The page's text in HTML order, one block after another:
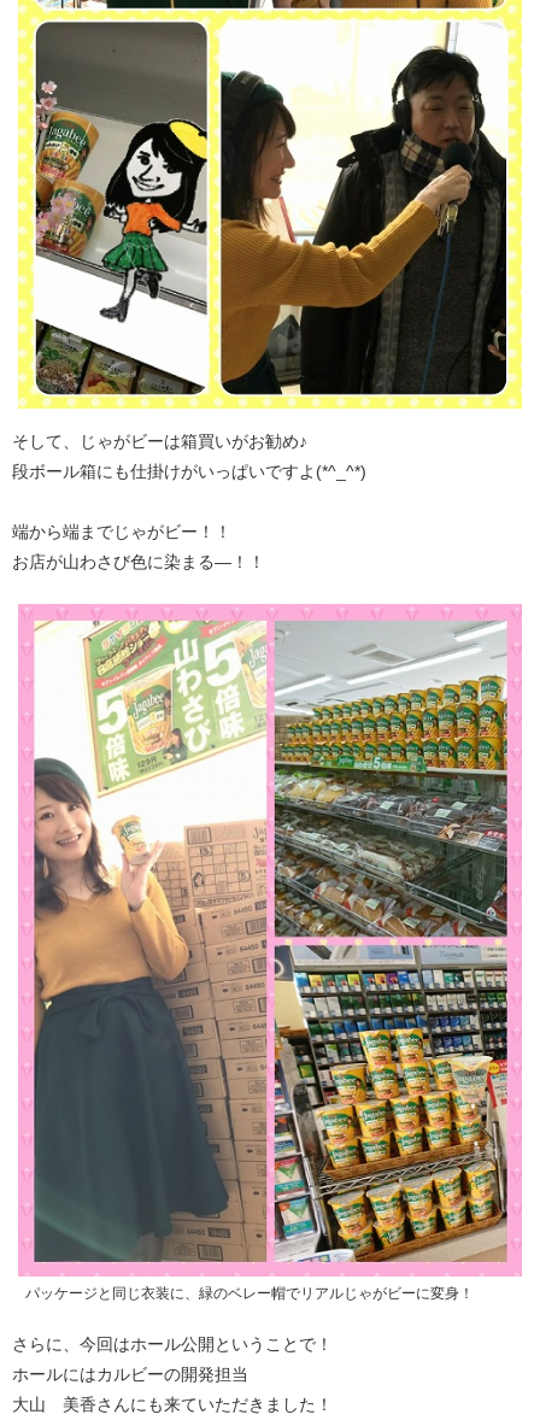
そして、じゃがビーは箱買いがお勧め♪
段ボール箱にも仕掛けがいっぱいですよ(*^_^*)
端から端までじゃがビー！！
お店が山わさび色に染まる—！！
パッケージと同じ衣装に、緑のベレー帽でリアルじゃがビーに変身！
さらに、今回はホール公開ということで！
ホールにはカルビーの開発担当
大山 美香さんにも来ていただきました！